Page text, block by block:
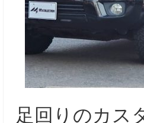
足回りのカス